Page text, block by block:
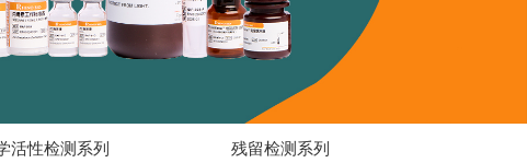
活性检测系列 残留检测系列